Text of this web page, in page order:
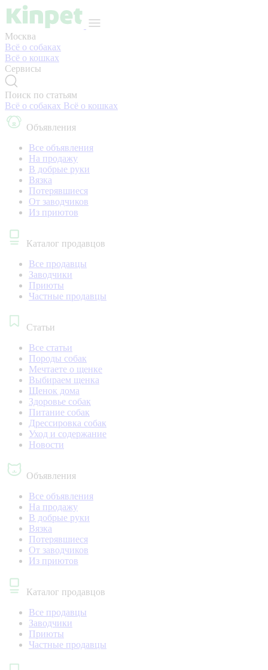
Москва
Всё о собаках
Всё о кошках
Сервисы
Поиск по статьям
Всё о собаках Всё о кошках
Объявления
Все объявления
На продажу
В добрые руки
Вязка
Потерявшиеся
От заводчиков
Из приютов
Каталог продавцов
Все продавцы
Заводчики
Приюты
Частные продавцы
Статьи
Все статьи
Породы собак
Мечтаете о щенке
Выбираем щенка
Щенок дома
Здоровье собак
Питание собак
Дрессировка собак
Уход и содержание
Новости
Объявления
Все объявления
На продажу
В добрые руки
Вязка
Потерявшиеся
От заводчиков
Из приютов
Каталог продавцов
Все продавцы
Заводчики
Приюты
Частные продавцы